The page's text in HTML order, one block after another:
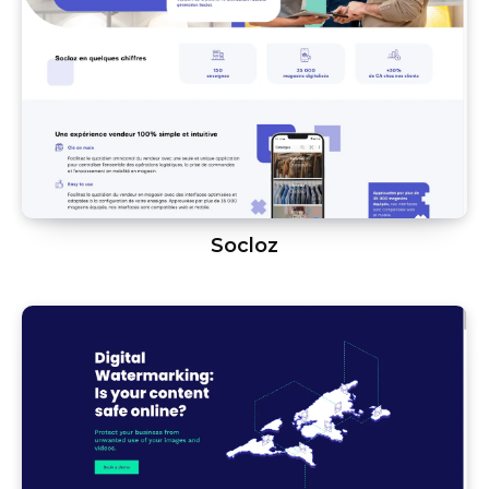
Socloz